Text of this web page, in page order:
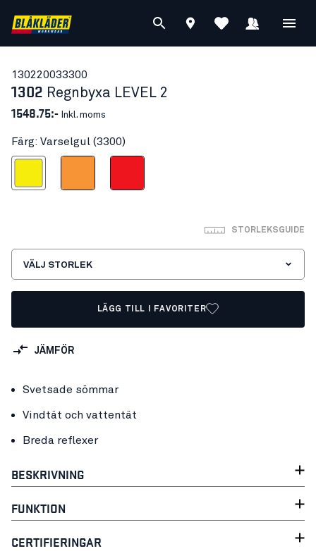
130220033300
1302 Regnbyxa LEVEL 2
1548.75:- Inkl. moms
Färg: Varselgul (3300)
STORLEKSGUIDE
VÄLJ STORLEK
LÄGG TILL I FAVORITER
JÄMFÖR
Svetsade sömmar
Vindtät och vattentät
Breda reflexer
BESKRIVNING
FUNKTION
CERTIFIERINGAR